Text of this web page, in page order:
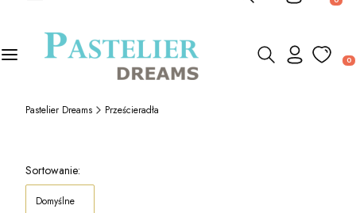
Otwórz wyszukiwarkę
Pastelier Dreams Prześcieradła
Lista produktów
Sortowanie:
Domyślne